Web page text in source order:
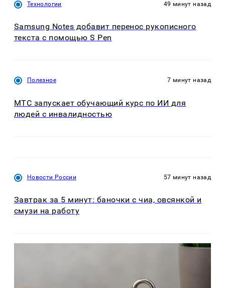
Технологии 49 минут назад
Samsung Notes добавит перенос рукописного
текста с помощью S Pen
Полезное 7 минут назад
МТС запускает обучающий курс по ИИ для
людей с инвалидностью
Новости России 57 минут назад
Завтрак за 5 минут: баночки с чиа, овсянкой и
смузи на работу